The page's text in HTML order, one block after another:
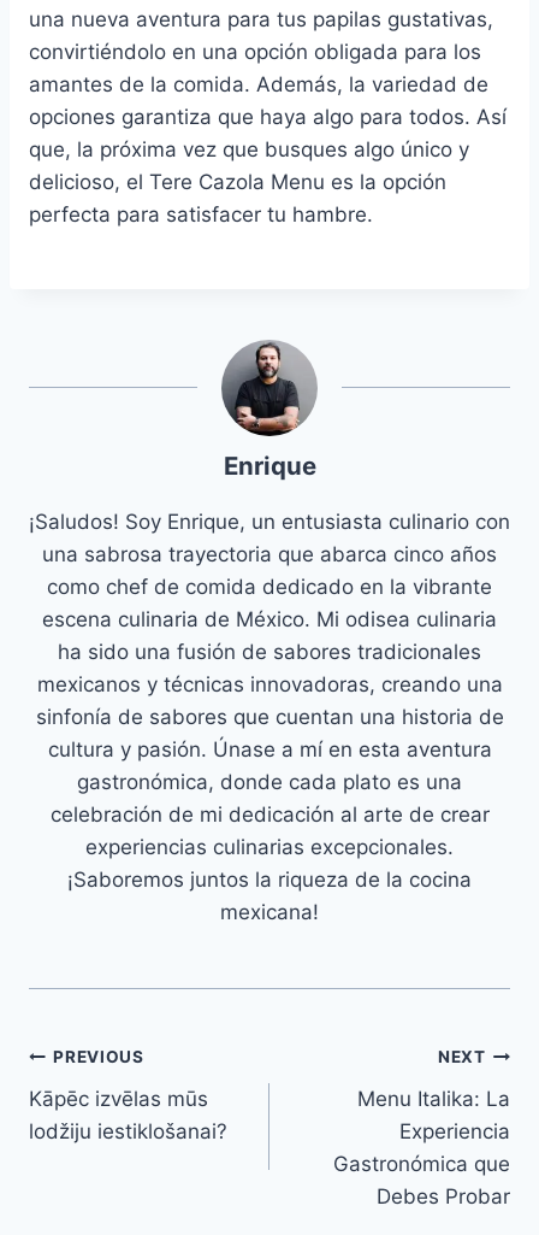
una nueva aventura para tus papilas gustativas,
convirtiéndolo en una opción obligada para los
amantes de la comida. Además, la variedad de
opciones garantiza que haya algo para todos. Así
que, la próxima vez que busques algo único y
delicioso, el Tere Cazola Menu es la opción
perfecta para satisfacer tu hambre.
Enrique
¡Saludos! Soy Enrique, un entusiasta culinario con
una sabrosa trayectoria que abarca cinco años
como chef de comida dedicado en la vibrante
escena culinaria de México. Mi odisea culinaria
ha sido una fusión de sabores tradicionales
mexicanos y técnicas innovadoras, creando una
sinfonía de sabores que cuentan una historia de
cultura y pasión. Únase a mí en esta aventura
gastronómica, donde cada plato es una
celebración de mi dedicación al arte de crear
experiencias culinarias excepcionales.
¡Saboremos juntos la riqueza de la cocina
mexicana!
Navegación
de
PREVIOUS
Kāpēc izvēlas mūs
lodžiju iestiklošanai?
NEXT
Menu Italika: La
Experiencia
Gastronómica que
Debes Probar